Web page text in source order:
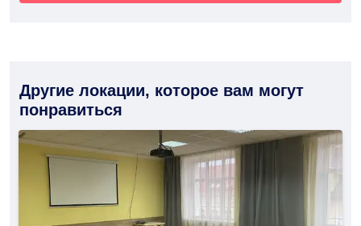
Другие локации, которое вам могут
понравиться